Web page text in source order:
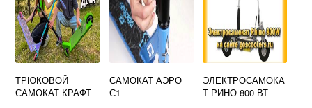
ТРЮКОВОЙ
САМОКАТ КРАФТ
САМОКАТ АЭРО
С1
ЭЛЕКТРОСАМОКА
Т РИНО 800 ВТ